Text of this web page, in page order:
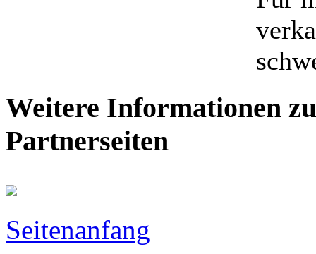
Weitere Informationen
Partnerseiten
Seitenanfang